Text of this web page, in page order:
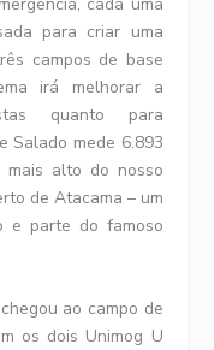
cada uma
para criar uma
campos de base
irá melhorar a
quanto para
Salado mede 6.893
mais alto do nosso
de Atacama – um
e parte do famoso
ao campo de
os dois Unimog U